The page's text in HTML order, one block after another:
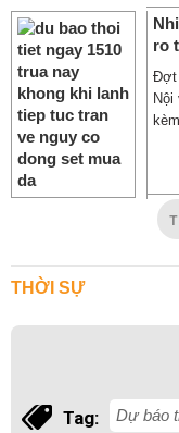
ro
Đợt
Nội
THỜI SỰ
Tag: Dự báo